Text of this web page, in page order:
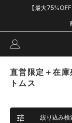
【最大
直営限定＋在
トムス
絞り込み検